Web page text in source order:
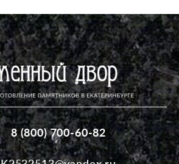
8 (800) 700-60-82